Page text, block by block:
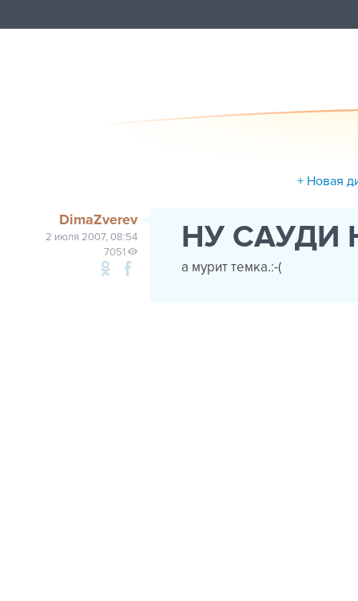
+ Новая
DimaZverev
2 июля 2007, 08:54
7051
НУ САУДИ
а мурит темка.:-(